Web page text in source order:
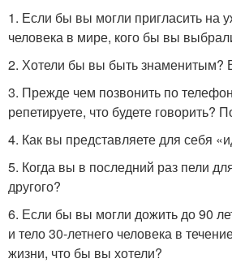
1. Если бы вы могли пригласить на
человека в мире, кого бы вы
2. Хотели бы вы быть знаменитым?
3. Прежде чем позвонить по
репетируете, что будете говорить?
4. Как вы представляете для себя
5. Когда вы в последний раз пели
другого?
6. Если бы вы могли дожить до 90
и тело 30-летнего человека в
жизни, что бы вы хотели?